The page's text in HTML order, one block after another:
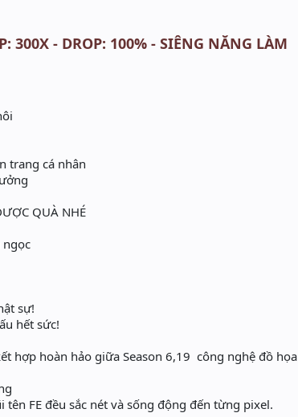
300X - DROP: 100% - SIÊNG NĂNG LÀM
trang cá nhân
QUÀ NHÉ
ngọc
sự!
hết sức!
hợp hoàn hảo giữa Season 6,19 công nghệ đồ họa
FE đều sắc nét và sống động đến từng pixel.